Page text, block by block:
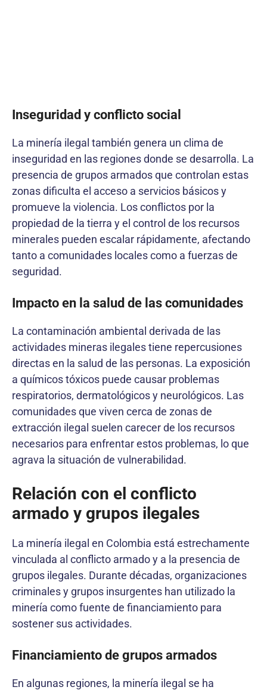
Inseguridad y conflicto social
La minería ilegal también genera un clima de
inseguridad en las regiones donde se desarrolla. La
presencia de grupos armados que controlan estas
zonas dificulta el acceso a servicios básicos y
promueve la violencia. Los conflictos por la
propiedad de la tierra y el control de los recursos
minerales pueden escalar rápidamente, afectando
tanto a comunidades locales como a fuerzas de
seguridad.
Impacto en la salud de las comunidades
La contaminación ambiental derivada de las
actividades mineras ilegales tiene repercusiones
directas en la salud de las personas. La exposición
a químicos tóxicos puede causar problemas
respiratorios, dermatológicos y neurológicos. Las
comunidades que viven cerca de zonas de
extracción ilegal suelen carecer de los recursos
necesarios para enfrentar estos problemas, lo que
agrava la situación de vulnerabilidad.
Relación con el conflicto
armado y grupos ilegales
La minería ilegal en Colombia está estrechamente
vinculada al conflicto armado y a la presencia de
grupos ilegales. Durante décadas, organizaciones
criminales y grupos insurgentes han utilizado la
minería como fuente de financiamiento para
sostener sus actividades.
Financiamiento de grupos armados
En algunas regiones, la minería ilegal se ha